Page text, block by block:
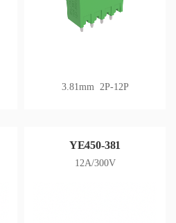
3.81mm 2P-12P
YE450-381
12A/300V